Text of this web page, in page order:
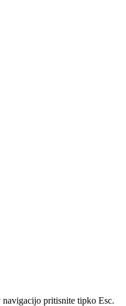
pritisnite tipko Esc.